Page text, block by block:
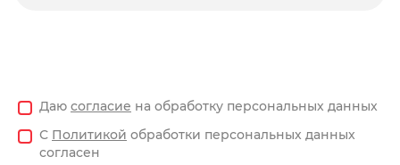
Даю согласие на обработку персональных данных
С Политикой обработки персональных данных
согласен